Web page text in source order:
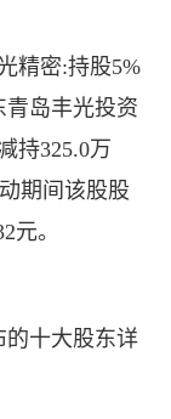
精密:持股5%
青岛丰光投资
持325.0万
期间该股股
元。
的十大股东详